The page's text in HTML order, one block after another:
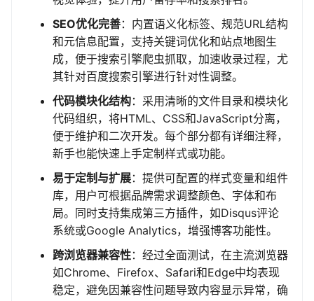
SEO优化完善：内置语义化标签、规范URL结构
和元信息配置，支持关键词优化和站点地图生
成，便于搜索引擎爬虫抓取，加速收录过程，尤
其针对百度搜索引擎进行针对性调整。
代码模块化结构：采用清晰的文件目录和模块化
代码组织，将HTML、CSS和JavaScript分离，
便于维护和二次开发。每个部分都有详细注释，
新手也能快速上手定制样式或功能。
易于定制与扩展：提供可配置的样式变量和组件
库，用户可根据品牌需求调整颜色、字体和布
局。同时支持集成第三方插件，如Disqus评论
系统或Google Analytics，增强博客功能性。
跨浏览器兼容性：经过全面测试，在主流浏览器
如Chrome、Firefox、Safari和Edge中均表现
稳定，避免因兼容性问题导致内容显示异常，确